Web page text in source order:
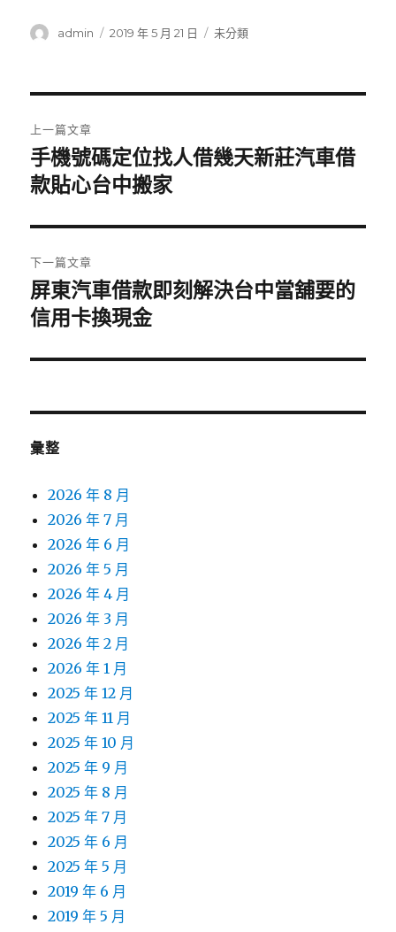
作
admin
發
2019 年 5 月 21 日
分
未分類
章
導
覽
上一篇文章
上
一
文
章:
手機號碼定位找人借幾天新莊汽車借
款貼心台中搬家
下一篇文章
下
一
文
屏東汽車借款即刻解決台中當舖要的
信用卡換現金
彙整
2026 年 8 月
2026 年 7 月
2026 年 6 月
2026 年 5 月
2026 年 4 月
2026 年 3 月
2026 年 2 月
2026 年 1 月
2025 年 12 月
2025 年 11 月
2025 年 10 月
2025 年 9 月
2025 年 8 月
2025 年 7 月
2025 年 6 月
2025 年 5 月
2019 年 6 月
2019 年 5 月